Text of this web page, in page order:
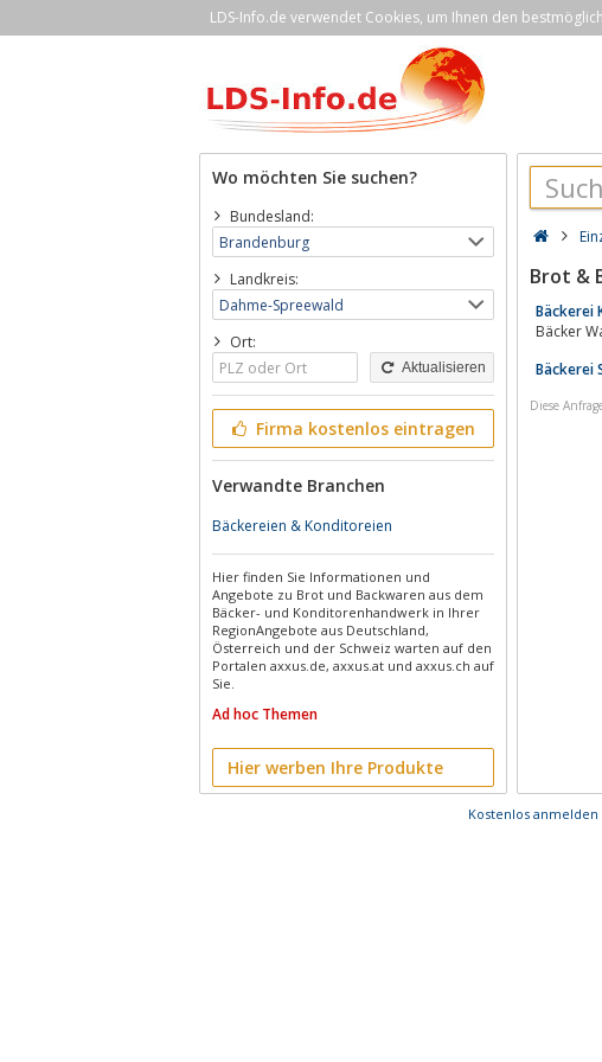
LDS-Info.de verwendet Cookies, um Ihnen den
Wo möchten Sie suchen?
Bundesland:
Landkreis:
Ort:
Aktualisieren
Firma kostenlos eintragen
Verwandte Branchen
Bäckereien & Konditoreien
Hier finden Sie Informationen und
Angebote zu Brot und Backwaren aus dem
Bäcker- und Konditorenhandwerk in Ihrer
RegionAngebote aus Deutschland,
Österreich und der Schweiz warten auf den
Portalen axxus.de, axxus.at und axxus.ch auf
Sie.
Ad hoc Themen
Hier werben Ihre Produkte
Brot &
Bäckerei
Bäcker
Bäckerei
Diese
Kostenlos anmelden